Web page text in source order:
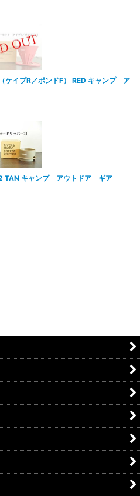
ケイブR／ポンドF） RED キャンプ ア
2 TAN キャンプ アウトドア ギア